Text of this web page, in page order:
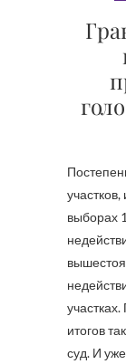
выборах
итогов
суд. И